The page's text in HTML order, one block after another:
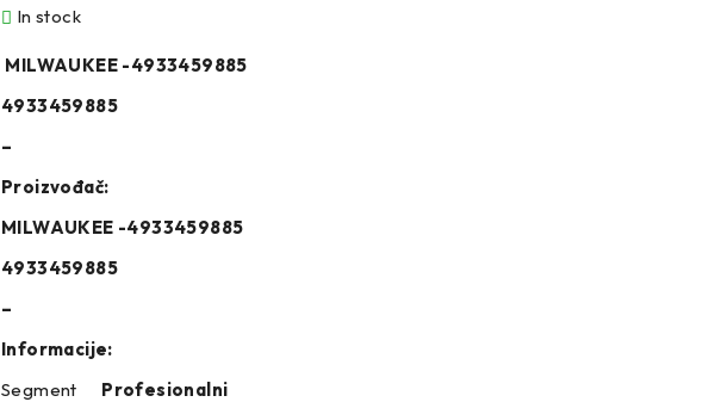
In stock
MILWAUKEE -4933459885
4933459885
–
Proizvođač:
MILWAUKEE -4933459885
4933459885
–
Informacije:
Segment Profesionalni